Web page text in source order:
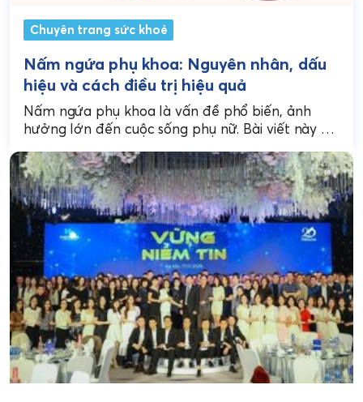
Chuyên trang sức khoẻ
Nấm ngứa phụ khoa: Nguyên nhân, dấu
hiệu và cách điều trị hiệu quả
Nấm ngứa phụ khoa là vấn đề phổ biến, ảnh
hưởng lớn đến cuộc sống phụ nữ. Bài viết này sẽ